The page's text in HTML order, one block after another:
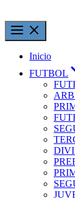
Inicio
FUTBOL